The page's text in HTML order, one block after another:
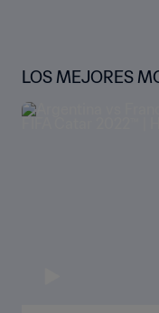
LOS MEJORES
COPA MUNDIAL